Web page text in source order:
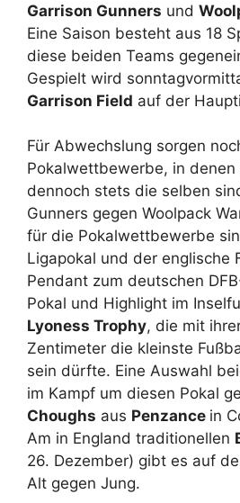
Garrison Gunners und
Eine Saison besteht aus 18
diese beiden Teams
Gespielt wird
Garrison Field auf der
Für Abwechslung sorgen
Pokalwettbewerbe, in denen
dennoch stets die selben
Gunners gegen Woolpack
für die Pokalwettbewerbe
Ligapokal und der englische
Pendant zum deutschen
Pokal und Highlight im
Lyoness Trophy, die mit
Zentimeter die kleinste
sein dürfte. Eine Auswahl
im Kampf um diesen Pokal
Choughs aus Penzance in
Am in England traditionellen
26. Dezember) gibt es auf
Alt gegen Jung.